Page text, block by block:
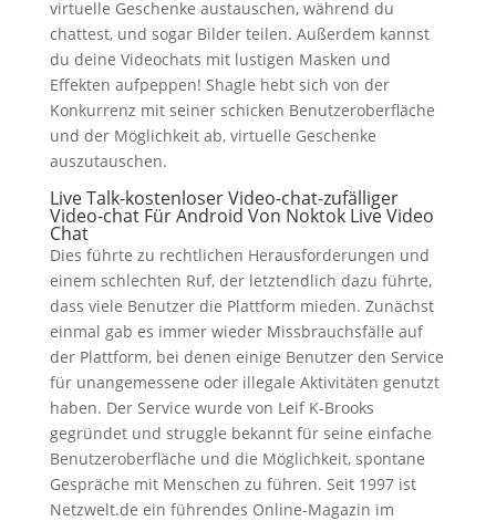
virtuelle Geschenke austauschen, während du
chattest, und sogar Bilder teilen. Außerdem kannst
du deine Videochats mit lustigen Masken und
Effekten aufpeppen! Shagle hebt sich von der
Konkurrenz mit seiner schicken Benutzeroberfläche
und der Möglichkeit ab, virtuelle Geschenke
auszutauschen.
Live Talk-kostenloser Video-chat-zufälliger
Video-chat Für Android Von Noktok Live Video
Chat
Dies führte zu rechtlichen Herausforderungen und
einem schlechten Ruf, der letztendlich dazu führte,
dass viele Benutzer die Plattform mieden. Zunächst
einmal gab es immer wieder Missbrauchsfälle auf
der Plattform, bei denen einige Benutzer den Service
für unangemessene oder illegale Aktivitäten genutzt
haben. Der Service wurde von Leif K-Brooks
gegründet und struggle bekannt für seine einfache
Benutzeroberfläche und die Möglichkeit, spontane
Gespräche mit Menschen zu führen. Seit 1997 ist
Netzwelt.de ein führendes Online-Magazin im